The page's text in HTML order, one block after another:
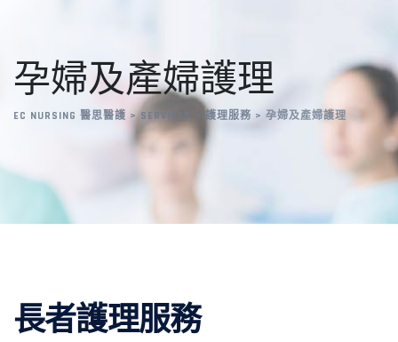
孕婦及產婦護理
EC NURSING 醫思醫護 >SERVICES > 護理服務 > 孕婦及產婦護理
長者護理服務